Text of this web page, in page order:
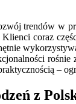
trendów w
coraz
rośnie
–
z